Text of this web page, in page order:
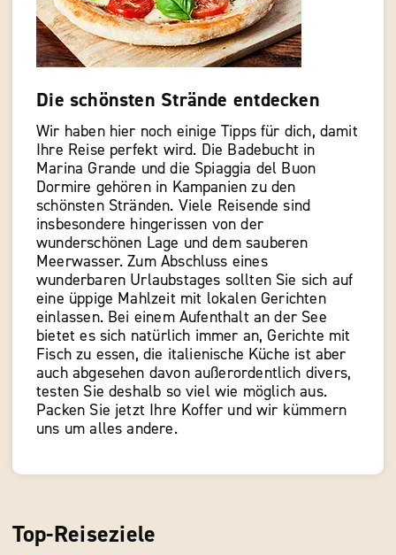
Die schönsten Strände entdecken
Wir haben hier noch einige Tipps für dich, damit
Ihre Reise perfekt wird. Die Badebucht in
Marina Grande und die Spiaggia del Buon
Dormire gehören in Kampanien zu den
schönsten Stränden. Viele Reisende sind
insbesondere hingerissen von der
wunderschönen Lage und dem sauberen
Meerwasser. Zum Abschluss eines
wunderbaren Urlaubstages sollten Sie sich auf
eine üppige Mahlzeit mit lokalen Gerichten
einlassen. Bei einem Aufenthalt an der See
bietet es sich natürlich immer an, Gerichte mit
Fisch zu essen, die italienische Küche ist aber
auch abgesehen davon außerordentlich divers,
testen Sie deshalb so viel wie möglich aus.
Packen Sie jetzt Ihre Koffer und wir kümmern
uns um alles andere.
Top-Reiseziele